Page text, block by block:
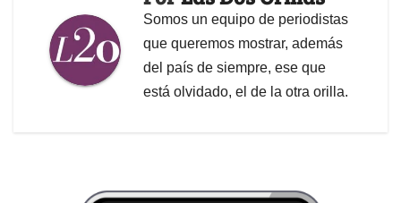
Somos un equipo de periodistas
que queremos mostrar, además
del país de siempre, ese que
está olvidado, el de la otra orilla.